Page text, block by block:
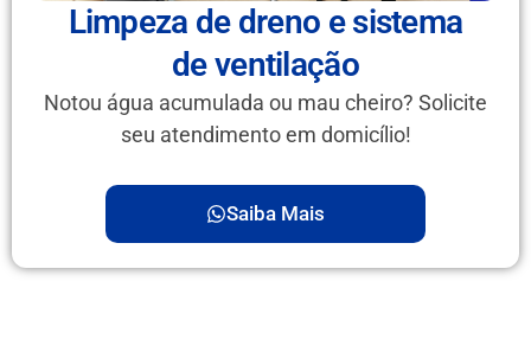
Limpeza de dreno e sistema
de ventilação
Notou água acumulada ou mau cheiro? Solicite
seu atendimento em domicílio!
Saiba Mais